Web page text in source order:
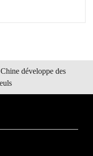
développe des